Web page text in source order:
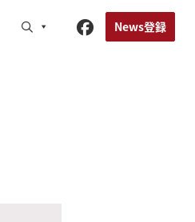
News登録